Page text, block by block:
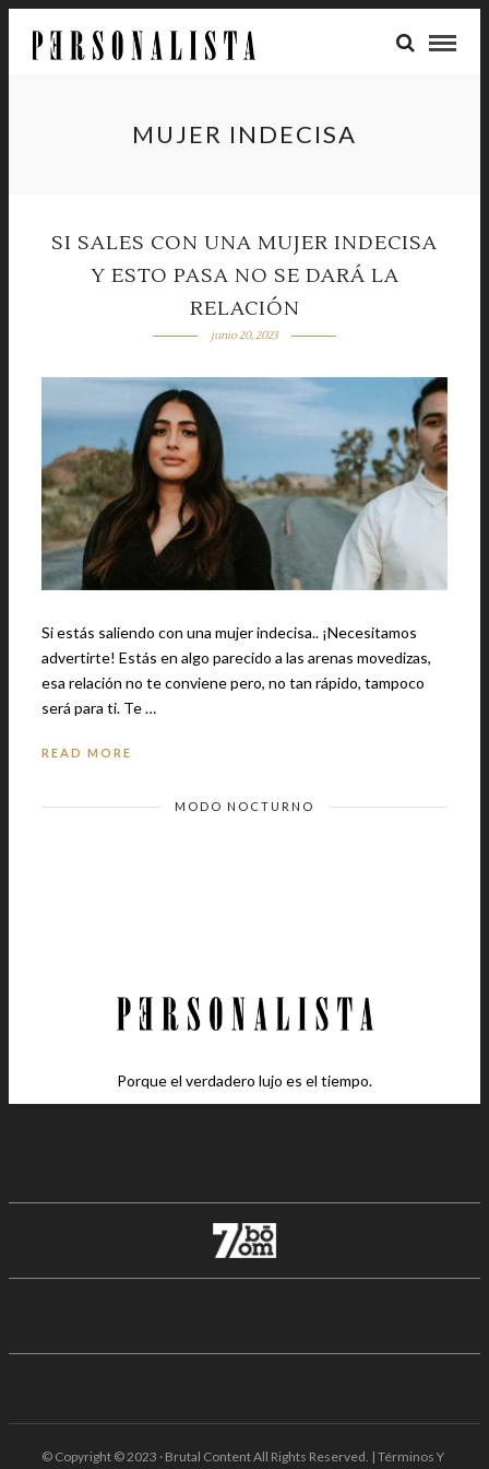
MUJER INDECISA
SI SALES CON UNA MUJER INDECISA
Y ESTO PASA NO SE DARÁ LA
RELACIÓN
junio 20, 2023
Si estás saliendo con una mujer indecisa.. ¡Necesitamos
advertirte! Estás en algo parecido a las arenas movedizas,
esa relación no te conviene pero, no tan rápido, tampoco
será para ti. Te …
READ MORE
MODO NOCTURNO
Porque el verdadero lujo es el tiempo.
© Copyright © 2023 · Brutal Content All Rights Reserved. | Términos Y